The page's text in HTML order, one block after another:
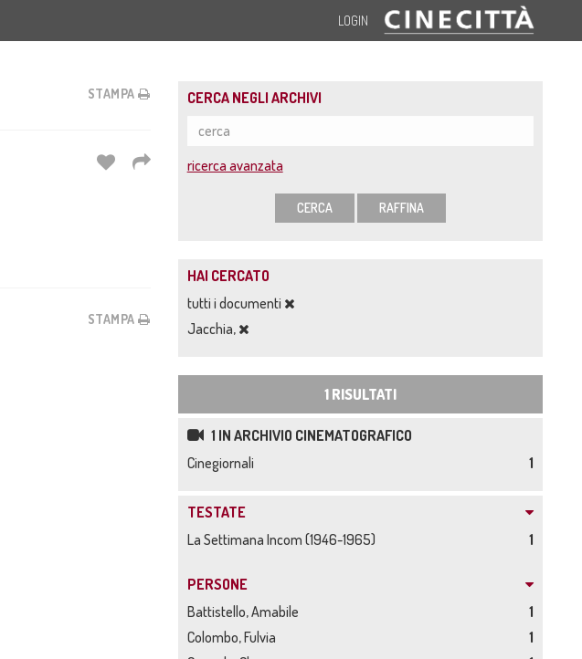
LOGIN
STAMPA
STAMPA
CERCA NEGLI ARCHIVI
ricerca avanzata
CERCA RAFFINA
HAI CERCATO
tutti i documenti
Jacchia,
1 RISULTATI
1 IN ARCHIVIO CINEMATOGRAFICO
Cinegiornali
1
TESTATE
La Settimana Incom (1946-1965)
1
PERSONE
Battistello, Amabile
1
Colombo, Fulvia
1